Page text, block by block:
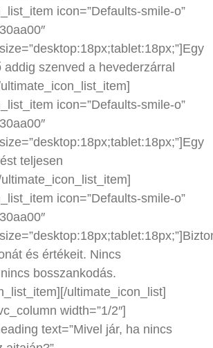
icon=”Defaults-smile-o”
addig szenved a hevederzárral
icon=”Defaults-smile-o”
teljesen
icon=”Defaults-smile-o”
és értékeit. Nincs
bosszankodás.
ultimate_icon_list]
width=”1/2″]
text=”Mivel jár, ha nincs